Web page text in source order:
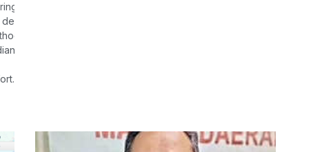
kenderaan polis serta ahli keluarga ke Ching Chuan Sibu
berkenaan pada 7.30 pagi esok sebelum mendiang dibawa
Grace Memorial Park di Jalan Kemuyang.
itu ialah Lans Koperal Mohamad Nur Hafiz Ibrahim, 29, dan Lans